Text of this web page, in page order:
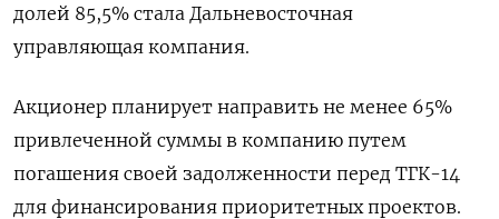
долей 85,5% стала Дальневосточная
управляющая компания.
Акционер планирует направить не менее 65%
привлеченной суммы в компанию путем
погашения своей задолженности перед ТГК-14
для финансирования приоритетных проектов.